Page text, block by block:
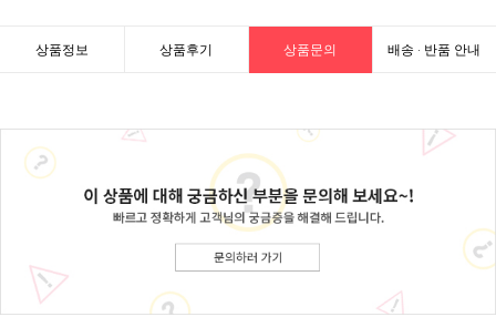
상품정보 상품후기 상품문의 배송 · 반품 안내